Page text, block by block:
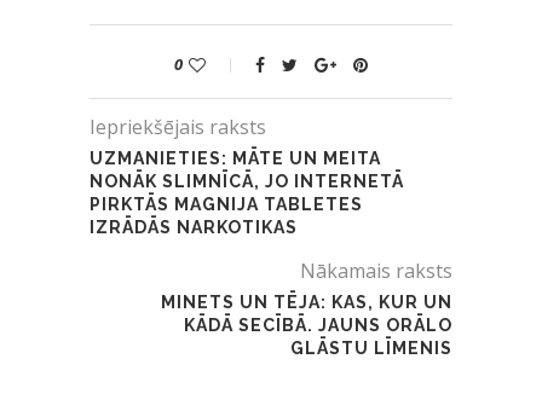
0
Iepriekšējais raksts
UZMANIETIES: MĀTE UN MEITA
NONĀK SLIMNĪCĀ, JO INTERNET­Ā
PIRKTĀS MAGNIJA TABLETES
IZRĀDĀS NARKOTIKAS
Nākamais raksts
MINETS UN TĒJA: KAS, KUR UN
KĀDĀ SECĪBĀ. JAUNS ORĀLO
GLĀSTU LĪMENIS